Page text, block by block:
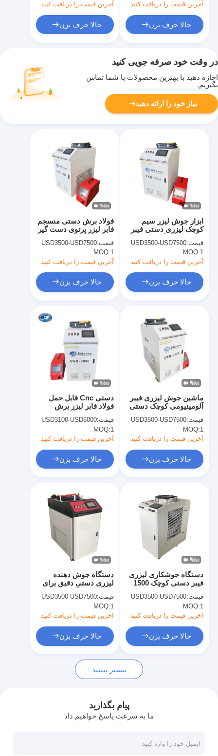
محصولات
دربارهی ما
کارخانه تور
تماس با ما
همه موارد
دستگاه جوش نقطه ای قابل حمل
دستگاه جوش نقطه ای ثابت
آخرین قیمت را دریافت کنید
حالا حرف بزن
آخرین قیمت را دریافت کنید
حالا حرف بزن
در وقت خود صرفه جویی کنید
اجازه دهید با بهترین محصولات با شما تماس
بگیریم.
نیاز خود را ارائه دهید
فولاد برش دستی منسجم
فابر لیزر پرتوی دست گیر
قیمت:USD3500-USD7500
MOQ:1
آخرین قیمت را دریافت کنید
حالا حرف بزن
ابزار جوش لیزر سیم
کوچک لیزری دستی فیبر
قابل حمل
قیمت:USD3500-USD7500
MOQ:1
آخرین قیمت را دریافت کنید
حالا حرف بزن
دستی Cnc قابل حمل
فولاد فابر لیزر برش
قیمت:USD3100-USD6000
MOQ:1
آخرین قیمت را دریافت کنید
حالا حرف بزن
ماشین جوش لیزری فیبر
آلومینیومی کوچک دستی
قیمت:USD3500-USD7500
MOQ:1
آخرین قیمت را دریافت کنید
حالا حرف بزن
دستگاه جوش دهنده
لیزری دستی دقیق برای
قیمت:USD3500-USD7500
MOQ:1
آخرین قیمت را دریافت کنید
حالا حرف بزن
دستگاه جوشکاری لیزری
فیبر دستی کوچک 1500
قیمت:USD3500-USD7500
MOQ:1
آخرین قیمت را دریافت کنید
حالا حرف بزن
بیشتر ببینید
پیام بگذارید
ما به سرعت پاسخ خواهیم داد